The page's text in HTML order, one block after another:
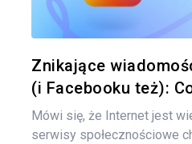
Znikające
(i Facebooku też):
Mówi się, że Internet jest
serwisy społecznościowe